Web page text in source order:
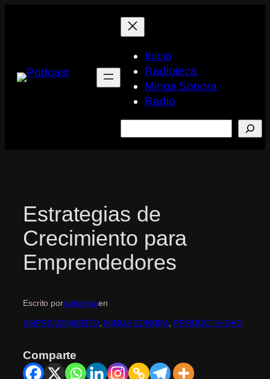
Inicio
Radioteca
Minga Sonora
Radio
Estrategias de
Crecimiento para
Emprendedores
Escrito porradiotecaen
EMPRENDIMIENTO, MINGA SONORA PRODUCTIVIDAD
Comparte